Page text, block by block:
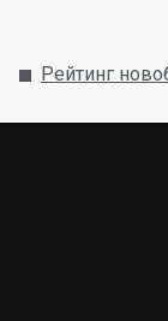
Рейтинг